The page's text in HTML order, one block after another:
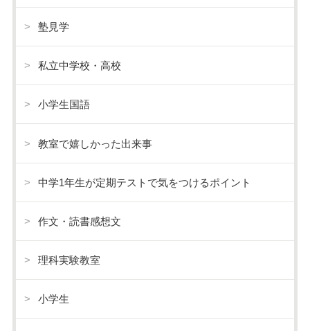
塾見学
私立中学校・高校
小学生国語
教室で嬉しかった出来事
中学1年生が定期テストで気をつけるポイント
作文・読書感想文
理科実験教室
小学生